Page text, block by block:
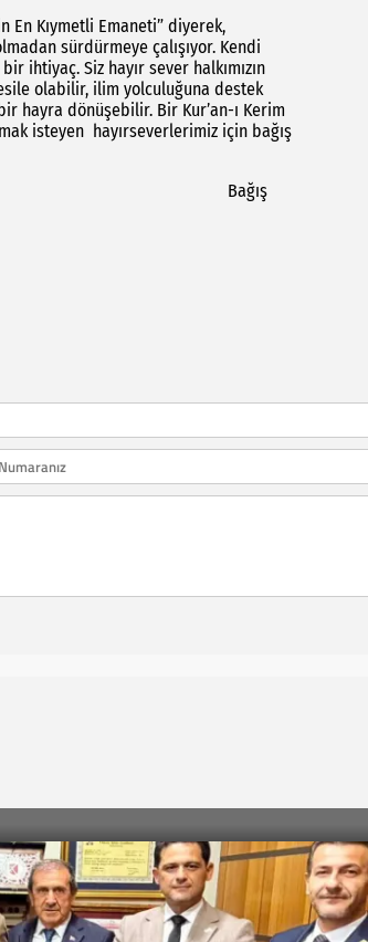
En Kıymetli Emaneti” diyerek,
sürdürmeye çalışıyor. Kendi
ihtiyaç. Siz hayır sever halkımızın
olabilir, ilim yolculuğuna destek
hayra dönüşebilir. Bir Kur’an-ı Kerim
için bağış
dedi. Bağış